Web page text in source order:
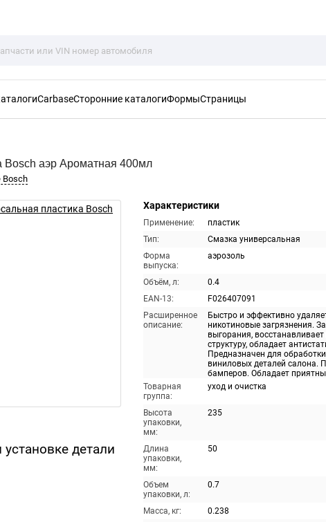
CarbaseСторонние каталогиФормыСтраницы
Bosch аэр Ароматная 400мл
Bosch
детали
Характеристики
Применение:
пластик
Тип:
Смазка универсальная
Форма
выпуска:
аэрозоль
Объём, л:
0.4
EAN-13:
F026407091
Расширенное
описание:
Быстро и эффективно
никотиновые загрязнения.
выгорания,
структуру, обладает
Предназначен для
виниловых деталей салона.
бамперов. Обладает
Товарная
группа:
уход и очистка
Высота
упаковки,
мм:
235
Длина
упаковки,
мм:
50
Объем
упаковки, л:
0.7
Масса, кг:
0.238